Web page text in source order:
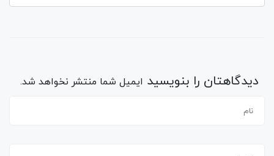
دیدگاهتان را بنویسید ایمیل شما منتشر نخواهد شد.